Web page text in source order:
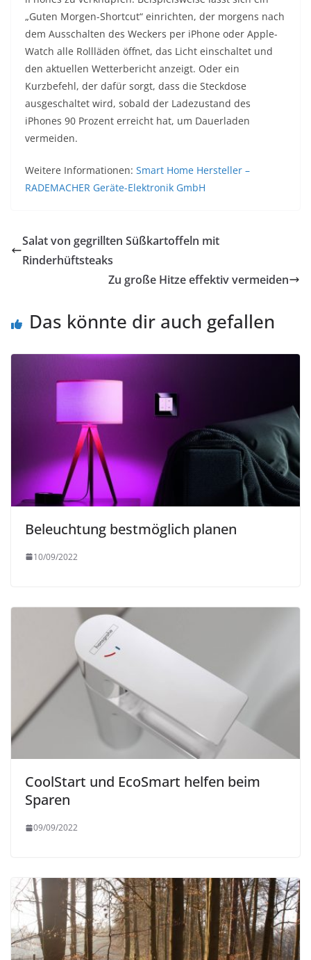
„Guten Morgen-Shortcut“ einrichten, der morgens nach
dem Ausschalten des Weckers per iPhone oder Apple-
Watch alle Rollläden öffnet, das Licht einschaltet und
den aktuellen Wetterbericht anzeigt. Oder ein
Kurzbefehl, der dafür sorgt, dass die Steckdose
ausgeschaltet wird, sobald der Ladezustand des
iPhones 90 Prozent erreicht hat, um Dauerladen
vermeiden.
Weitere Informationen: Smart Home Hersteller –
RADEMACHER Geräte-Elektronik GmbH
Salat von gegrillten Süßkartoffeln mit
Rinderhüftsteaks
Zu große Hitze effektiv vermeiden
Das könnte dir auch gefallen
Beleuchtung bestmöglich planen
10/09/2022
CoolStart und EcoSmart helfen beim
Sparen
09/09/2022